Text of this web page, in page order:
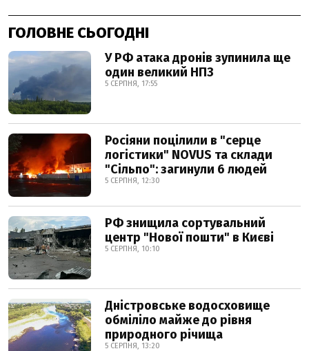
ГОЛОВНЕ СЬОГОДНІ
У РФ атака дронів зупинила ще
один великий НПЗ
5 СЕРПНЯ, 17:55
Росіяни поцілили в "серце
логістики" NOVUS та склади
"Сільпо": загинули 6 людей
5 СЕРПНЯ, 12:30
РФ знищила сортувальний
центр "Нової пошти" в Києві
5 СЕРПНЯ, 10:10
Дністровське водосховище
обміліло майже до рівня
природного річища
5 СЕРПНЯ, 13:20